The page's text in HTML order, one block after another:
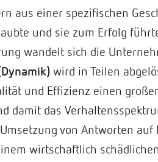
aus einer spezifischen
und sie zum Erfolg
wandelt sich die
wird in Teilen
und Effizienz einen
damit das
von Antworten
wirtschaftlich